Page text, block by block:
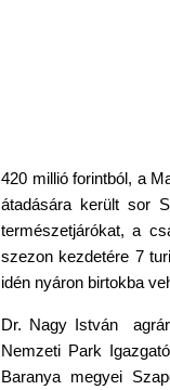
420 millió forintból, a
átadására került sor
természetjárókat, a
szezon kezdetére 7
idén nyáron birtokba
Dr. Nagy István
Nemzeti Park
Baranya megyei